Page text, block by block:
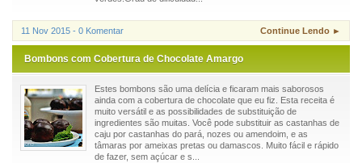
11 Nov 2015 - 0 Komentar Continue Lendo ►
Bombons com Cobertura de Chocolate Amargo
Estes bombons são uma delícia e ficaram mais saborosos
ainda com a cobertura de chocolate que eu fiz. Esta receita é
muito versátil e as possibilidades de substituição de
ingredientes são muitas. Você pode substituir as castanhas de
caju por castanhas do pará, nozes ou amendoim, e as
tâmaras por ameixas pretas ou damascos. Muito fácil e rápido
de fazer, sem açúcar e s...